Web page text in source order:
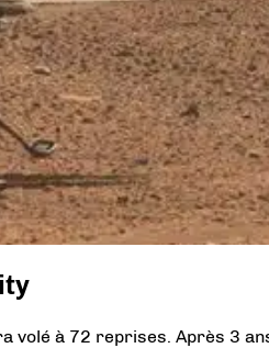
volé à 72 reprises. Après 3